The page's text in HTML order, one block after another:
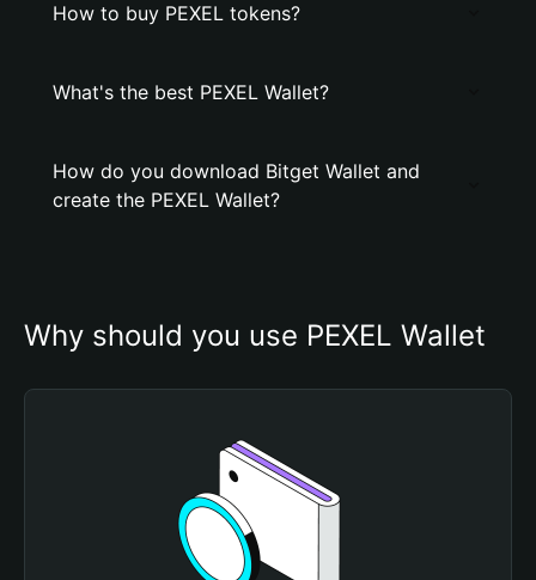
How to buy PEXEL tokens?
What's the best PEXEL Wallet?
How do you download Bitget Wallet and
create the PEXEL Wallet?
Why should you use PEXEL Wallet